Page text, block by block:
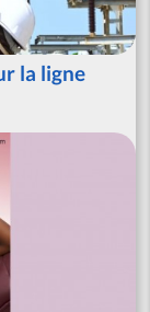
la ligne